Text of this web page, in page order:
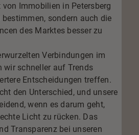
Immobilien in Petersberg
sondern auch die
des Marktes besser zu
Verbindungen im
wir schneller auf Trends
Entscheidungen treffen.
den Unterschied, und unsere
wenn es darum geht,
Licht zu rücken. Das
Transparenz bei unseren